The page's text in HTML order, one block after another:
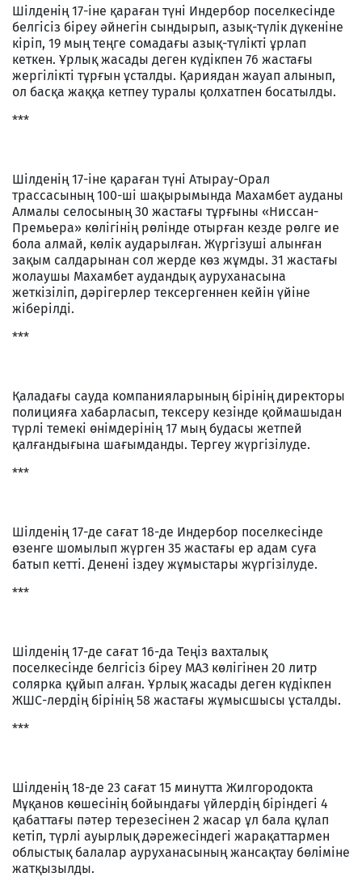
Шілденің 17-іне қараған түні Индербор поселкесінде
белгісіз біреу әйнегін сындырып, азық-түлік дүкеніне
кіріп, 19 мың теңге сомадағы азық-түлікті ұрлап
кеткен. Ұрлық жасады деген күдікпен 76 жастағы
жергілікті тұрғын ұсталды. Қариядан жауап алынып,
ол басқа жаққа кетпеу туралы қолхатпен босатылды.
***
Шілденің 17-іне қараған түні Атырау-Орал
трассасының 100-ші шақырымында Махамбет ауданы
Алмалы селосының 30 жастағы тұрғыны «Ниссан-
Премьера» көлігінің рөлінде отырған кезде рөлге ие
бола алмай, көлік аударылған. Жүргізуші алынған
зақым салдарынан сол жерде көз жұмды. 31 жастағы
жолаушы Махамбет аудандық ауруханасына
жеткізіліп, дәрігерлер тексергеннен кейін үйіне
жіберілді.
***
Қаладағы сауда компанияларының бірінің директоры
полицияға хабарласып, тексеру кезінде қоймашыдан
түрлі темекі өнімдерінің 17 мың будасы жетпей
қалғандығына шағымданды. Тергеу жүргізілуде.
***
Шілденің 17-де сағат 18-де Индербор поселкесінде
өзенге шомылып жүрген 35 жастағы ер адам суға
батып кетті. Денені іздеу жұмыстары жүргізілуде.
***
Шілденің 17-де сағат 16-да Теңіз вахталық
поселкесінде белгісіз біреу МАЗ көлігінен 20 литр
солярка құйып алған. Ұрлық жасады деген күдікпен
ЖШС-лердің бірінің 58 жастағы жұмысшысы ұсталды.
***
Шілденің 18-де 23 сағат 15 минутта Жилгородокта
Мұқанов көшесінің бойындағы үйлердің біріндегі 4
қабаттағы пәтер терезесінен 2 жасар ұл бала құлап
кетіп, түрлі ауырлық дәрежесіндегі жарақаттармен
облыстық балалар ауруханасының жансақтау бөліміне
жатқызылды.